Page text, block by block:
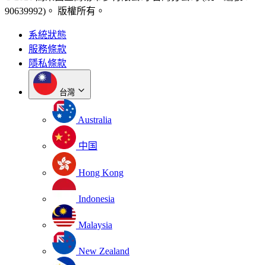
90639992)。 版權所有。
系統狀態
服務條款
隱私條款
台灣
Australia
中国
Hong Kong
Indonesia
Malaysia
New Zealand